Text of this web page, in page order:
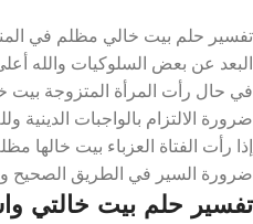
تفسير حلم بيت خالي مظلم في
البعد عن بعض السلوكيات والله
في حال رأت المرأة المتزوجة بيت
ضرورة الالتزام بالواجبات الدينية
إذا رأت الفتاة العزباء بيت خالها
ضرورة السير في الطريق الصحيح
تفسير حلم بيت خالتي